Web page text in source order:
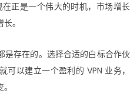
在正是一个伟大的时机，市场增长
。
是存在的。选择合适的白标合作伙
以建立一个盈利的 VPN 业务，